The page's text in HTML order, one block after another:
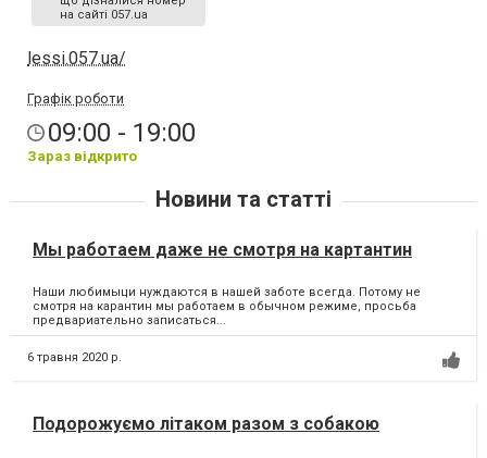
на сайті 057.ua
lessi.057.ua/
Графік роботи
09:00 - 19:00
Зараз відкрито
Новини та статті
Мы работаем даже не смотря на картантин
Наши любимыци нуждаются в нашей заботе всегда. Потому не
смотря на карантин мы работаем в обычном режиме, просьба
предвариательно записаться...
6 травня 2020 р.
Подорожуємо літаком разом з собакою